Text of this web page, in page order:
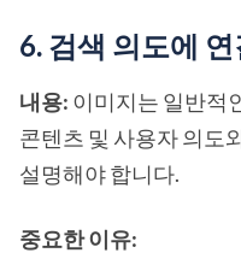
6. 검색 의도에
내용: 이미지는 일반적
콘텐츠 및 사용자 의도
설명해야 합니다.
중요한 이유: